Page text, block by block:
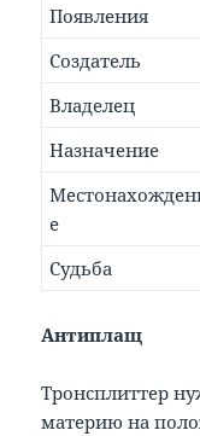
Появления
Создатель
Владелец
Назначение
е
Судьба
Антиплащ
Тронсплиттер
материю на